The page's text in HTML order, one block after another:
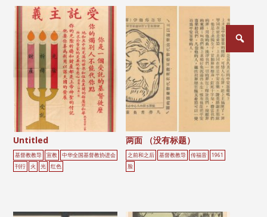
Untitled
基督教教导 宣教
中华全国基督教协进会
刊行
火 光 红色
两面 （没有标题）
之前和之后 基督教教导 传福音
1961
脸
文
章
分
页